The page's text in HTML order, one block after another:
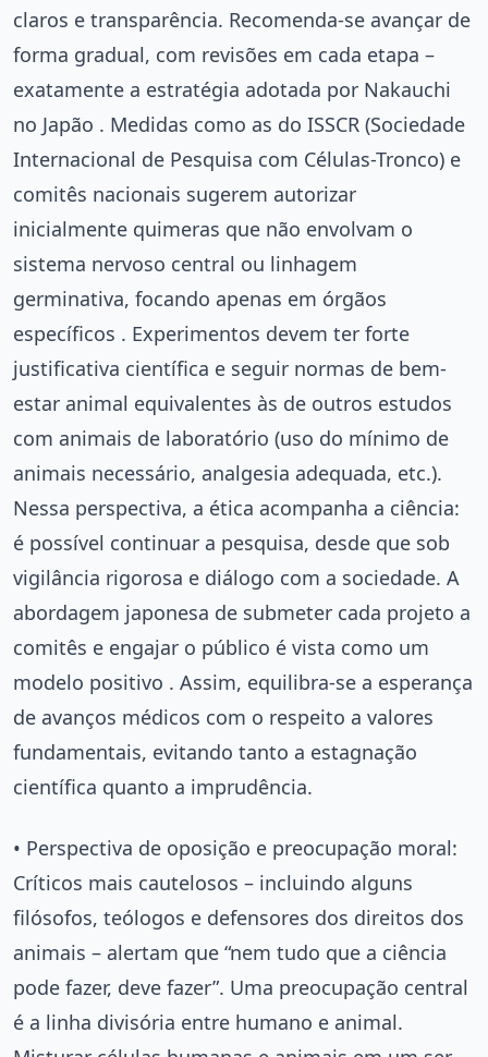
claros e transparência. Recomenda-se avançar de
forma gradual, com revisões em cada etapa –
exatamente a estratégia adotada por Nakauchi
no Japão . Medidas como as do ISSCR (Sociedade
Internacional de Pesquisa com Células-Tronco) e
comitês nacionais sugerem autorizar
inicialmente quimeras que não envolvam o
sistema nervoso central ou linhagem
germinativa, focando apenas em órgãos
específicos . Experimentos devem ter forte
justificativa científica e seguir normas de bem-
estar animal equivalentes às de outros estudos
com animais de laboratório (uso do mínimo de
animais necessário, analgesia adequada, etc.).
Nessa perspectiva, a ética acompanha a ciência:
é possível continuar a pesquisa, desde que sob
vigilância rigorosa e diálogo com a sociedade. A
abordagem japonesa de submeter cada projeto a
comitês e engajar o público é vista como um
modelo positivo . Assim, equilibra-se a esperança
de avanços médicos com o respeito a valores
fundamentais, evitando tanto a estagnação
científica quanto a imprudência.
• Perspectiva de oposição e preocupação moral:
Críticos mais cautelosos – incluindo alguns
filósofos, teólogos e defensores dos direitos dos
animais – alertam que “nem tudo que a ciência
pode fazer, deve fazer”. Uma preocupação central
é a linha divisória entre humano e animal.